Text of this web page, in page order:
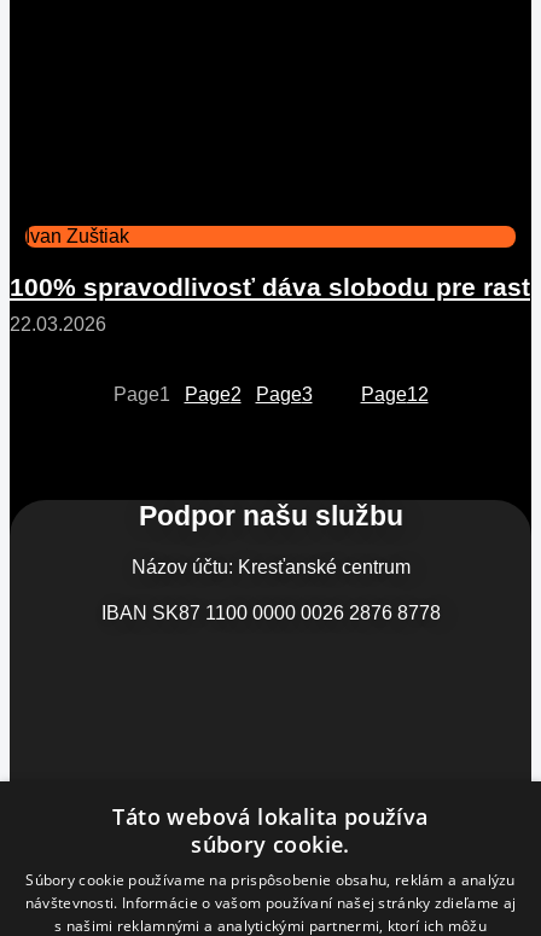
Ivan Zuštiak
100% spravodlivosť dáva slobodu pre rast
22.03.2026
Page1 Page2 Page3 Page12
Podpor našu službu
Názov účtu: Kresťanské centrum
IBAN SK87 1100 0000 0026 2876 8778
Táto webová lokalita používa
súbory cookie.
Súbory cookie používame na prispôsobenie obsahu, reklám a analýzu
návštevnosti. Informácie o vašom používaní našej stránky zdieľame aj
s našimi reklamnými a analytickými partnermi, ktorí ich môžu